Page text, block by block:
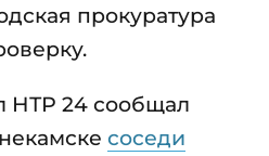
прокуратура
НТР 24 сообщал
соседи